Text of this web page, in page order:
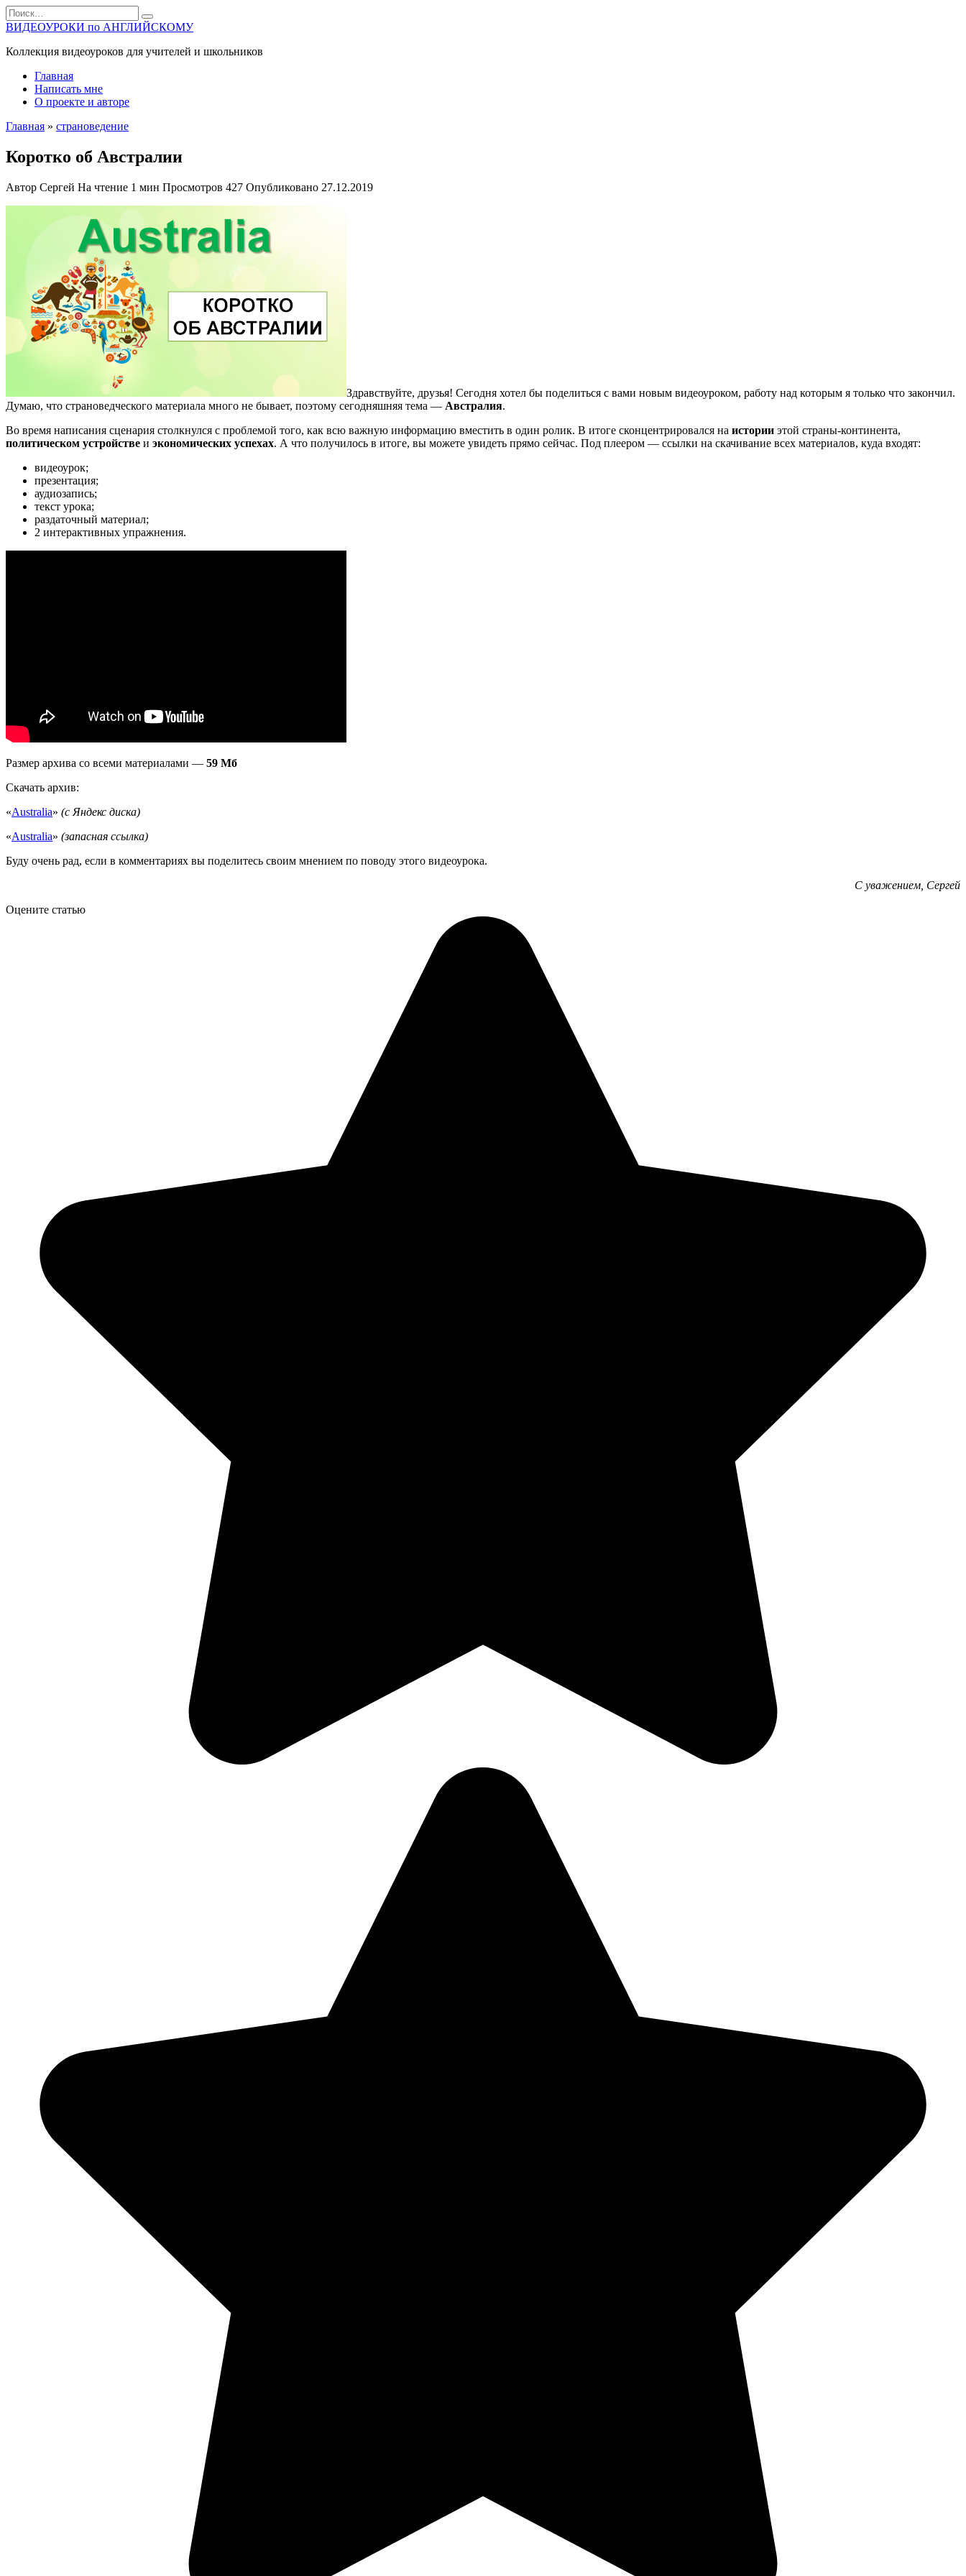
Перейти
к
содержанию
Search
for:
ВИДЕОУРОКИ по АНГЛИЙСКОМУ
Коллекция видеоуроков для учителей и школьников
Главная
Написать мне
О проекте и авторе
Главная » страноведение
Коротко об Австралии
Автор Сергей На чтение 1 мин Просмотров 427 Опубликовано 27.12.2019
Здравствуйте, друзья! Сегодня хотел бы поделиться с вами новым видеоуроком, работу над которым я только что закончил.
Думаю, что страноведческого материала много не бывает, поэтому сегодняшняя тема — Австралия.
Во время написания сценария столкнулся с проблемой того, как всю важную информацию вместить в один ролик. В итоге сконцентрировался на истории этой страны-континента,
политическом устройстве и экономических успехах. А что получилось в итоге, вы можете увидеть прямо сейчас. Под плеером — ссылки на скачивание всех материалов, куда входят:
видеоурок;
презентация;
аудиозапись;
текст урока;
раздаточный материал;
2 интерактивных упражнения.
Размер архива со всеми материалами — 59 Мб
Скачать архив:
«Australia» (с Яндекс диска)
«Australia» (запасная ссылка)
Буду очень рад, если в комментариях вы поделитесь своим мнением по поводу этого видеоурока.
С уважением, Сергей
Оцените статью